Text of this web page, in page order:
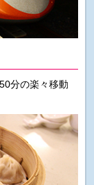
分の楽々移動